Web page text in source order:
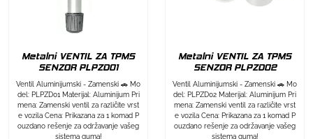
Metalni VENTIL ZA TPMS
SENZOR PLPZD01
Ventil Aluminijumski - Zamenski 🚗 Mo
del: PLPZD01 Materijal: Aluminijum Pri
mena: Zamenski ventil za različite vrst
e vozila Cena: Prikazana za 1 komad P
ouzdano rešenje za održavanje vašeg
sistema guma!
Metalni VENTIL ZA TPMS
SENZOR PLPZD02
Ventil Aluminijumski - Zamenski 🚗 Mo
del: PLPZD02 Materijal: Aluminijum Pri
mena: Zamenski ventil za različite vrst
e vozila Cena: Prikazana za 1 komad P
ouzdano rešenje za održavanje vašeg
sistema guma!